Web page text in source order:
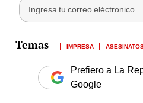
IMPRESA
Prefiero a La
Google